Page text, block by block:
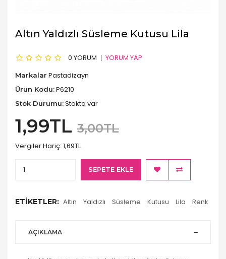
Altın Yaldızlı Süsleme Kutusu Lila
0 YORUM YORUM YAP
Markalar Pastadizayn
Ürün Kodu:P6210
Stok Durumu:Stokta var
1,99TL 3,00TL
Vergiler Hariç: 1,69TL
SEPETE EKLE
ETIKETLER: Altın Yaldızlı Süsleme Kutusu Lila Renk
AÇIKLAMA